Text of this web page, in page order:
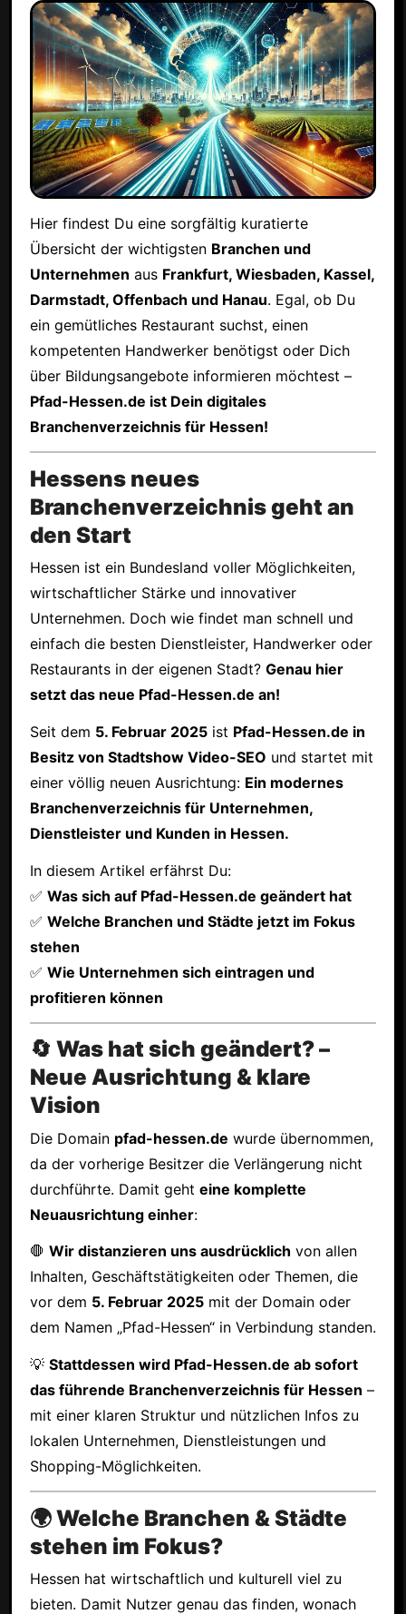
Hier findest Du eine sorgfältig kuratierte
Übersicht der wichtigsten Branchen und
Unternehmen aus Frankfurt, Wiesbaden, Kassel,
Darmstadt, Offenbach und Hanau. Egal, ob Du
ein gemütliches Restaurant suchst, einen
kompetenten Handwerker benötigst oder Dich
über Bildungsangebote informieren möchtest –
Pfad-Hessen.de ist Dein digitales
Branchenverzeichnis für Hessen!
Hessens neues
Branchenverzeichnis geht an
den Start
Hessen ist ein Bundesland voller Möglichkeiten,
wirtschaftlicher Stärke und innovativer
Unternehmen. Doch wie findet man schnell und
einfach die besten Dienstleister, Handwerker oder
Restaurants in der eigenen Stadt? Genau hier
setzt das neue Pfad-Hessen.de an!
Seit dem 5. Februar 2025ist Pfad-Hessen.de in
Besitz von Stadtshow Video-SEO und startet mit
einer völlig neuen Ausrichtung: Ein modernes
Branchenverzeichnis für Unternehmen,
Dienstleister und Kunden in Hessen.
In diesem Artikel erfährst Du:
✅ Was sich auf Pfad-Hessen.de geändert hat
✅ Welche Branchen und Städte jetzt im Fokus
stehen
✅ Wie Unternehmen sich eintragen und
profitieren können
🔄 Was hat sich geändert? –
Neue Ausrichtung & klare
Vision
Die Domain pfad-hessen.de wurde übernommen,
da der vorherige Besitzer die Verlängerung nicht
durchführte. Damit geht eine komplette
Neuausrichtung einher:
🛑 Wir distanzieren uns ausdrücklich von allen
Inhalten, Geschäftstätigkeiten oder Themen, die
vor dem 5. Februar 2025mit der Domain oder
dem Namen „Pfad-Hessen“ in Verbindung standen.
💡 Stattdessen wird Pfad-Hessen.de ab sofort
das führende Branchenverzeichnis für Hessen –
mit einer klaren Struktur und nützlichen Infos zu
lokalen Unternehmen, Dienstleistungen und
Shopping-Möglichkeiten.
🌍 Welche Branchen & Städte
stehen im Fokus?
Hessen hat wirtschaftlich und kulturell viel zu
bieten. Damit Nutzer genau das finden, wonach